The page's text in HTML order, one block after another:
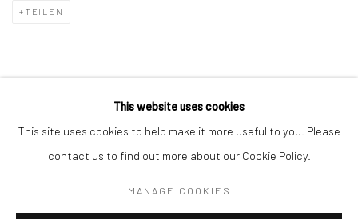
TEILEN
Manage cookies
COPYRIGHT © 2026 IRA STEHMANN
WEBSITE VON ARTLOGIC
This website uses cookies
This site uses cookies to help make it more useful to you. Please
contact us to find out more about our Cookie Policy.
MANAGE COOKIES